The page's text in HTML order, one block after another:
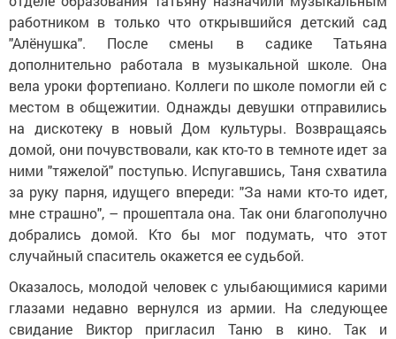
работником в только что открывшийся детский сад
"Алёнушка". После смены в садике Татьяна
дополнительно работала в музыкальной школе. Она
вела уроки фортепиано. Коллеги по школе помогли ей с
местом в общежитии. Однажды девушки отправились
на дискотеку в новый Дом культуры. Возвращаясь
домой, они почувствовали, как кто-то в темноте идет за
ними "тяжелой" поступью. Испугавшись, Таня схватила
за руку парня, идущего впереди: "За нами кто-то идет,
мне страшно", – прошептала она. Так они благополучно
добрались домой. Кто бы мог подумать, что этот
случайный спаситель окажется ее судьбой.
Оказалось, молодой человек с улыбающимися карими
глазами недавно вернулся из армии. На следующее
свидание Виктор пригласил Таню в кино. Так и